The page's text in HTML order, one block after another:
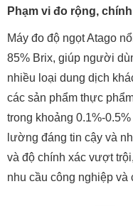
Phạm vi đo rộng,
Máy đo độ ngọt Atago
85% Brix, giúp người
nhiều loại dung dịch
các sản phẩm thực
trong khoảng 0.1%-
lường đáng tin cậy và
và độ chính xác vượt
nhu cầu công nghiệp và